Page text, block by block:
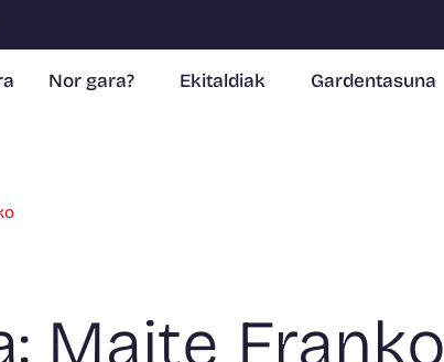
Nor gara? Ekitaldiak Gardentasuna
Maite Franko